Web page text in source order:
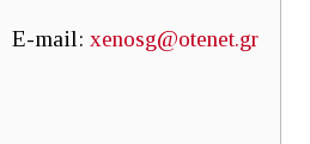
E-mail: xenosg@otenet.gr